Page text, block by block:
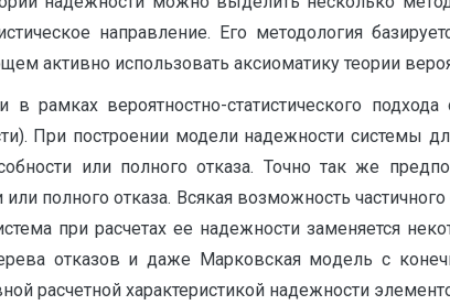
направление. Его методология
активно использовать аксиоматику теории
в рамках вероятностно-статистического
При построении модели надежности системы
или полного отказа. Точно так же
или полного от­каза. Всякая возможность
при расчетах ее надежности заменяется
отказов и даже Марковская мо­дель с
расчетной характеристикой надежности